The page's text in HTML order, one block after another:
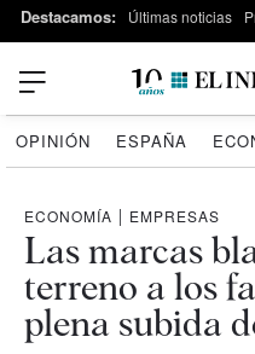
Destacamos: Últimas noticias
OPINIÓN ESPAÑA
ECONOMÍA | EMPRESAS
Las marcas
terreno a los
plena subida